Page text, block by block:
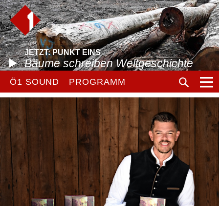
JETZT: PUNKT EINS
Bäume schreiben Weltgeschichte
Ö1 SOUND PROGRAMM